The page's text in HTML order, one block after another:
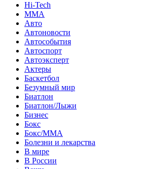
Hi-Tech
MMA
Авто
Автоновости
Автособытия
Автоспорт
Автоэксперт
Актеры
Баскетбол
Безумный мир
Биатлон
Биатлон/Лыжи
Бизнес
Бокс
Бокс/MMA
Болезни и лекарства
В мире
В России